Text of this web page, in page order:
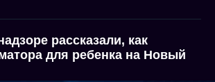
рассказали, как
для ребенка на Новый